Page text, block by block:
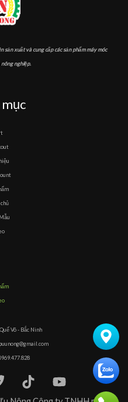
xuất và cung cấp các sản phẩm máy móc
nghiệp.
Võ - Bắc Ninh